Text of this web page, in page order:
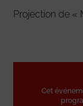
Projection de «
Cet